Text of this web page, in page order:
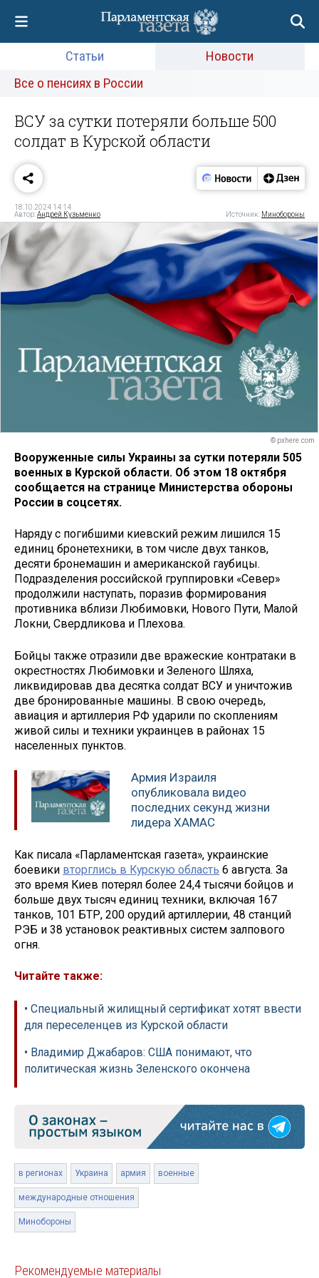
Статьи
Новости
Все о пенсиях в России
ВСУ за сутки потеряли больше 500
солдат в Курской области
18.10.2024 14:14
Автор:Андрей Кузьменко Источник: Минобороны
© pxhere.com
Вооруженные силы Украины за сутки потеряли 505
военных в Курской области. Об этом 18 октября
сообщается на странице Министерства обороны
России в соцсетях.
Наряду с погибшими киевский режим лишился 15
единиц бронетехники, в том числе двух танков,
десяти бронемашин и американской гаубицы.
Подразделения российской группировки «Север»
продолжили наступать, поразив формирования
противника вблизи Любимовки, Нового Пути, Малой
Локни, Свердликова и Плехова.
Бойцы также отразили две вражеские контратаки в
окрестностях Любимовки и Зеленого Шляха,
ликвидировав два десятка солдат ВСУ и уничтожив
две бронированные машины. В свою очередь,
авиация и артиллерия РФ ударили по скоплениям
живой силы и техники украинцев в районах 15
населенных пунктов.
Армия Израиля
опубликовала видео
последних секунд жизни
лидера ХАМАС
Как писала «Парламентская газета», украинские
боевики вторглись в Курскую область 6 августа. За
это время Киев потерял более 24,4 тысячи бойцов и
больше двух тысяч единиц техники, включая 167
танков, 101 БТР, 200 орудий артиллерии, 48 станций
РЭБ и 38 установок реактивных систем залпового
огня.
Читайте также:
• Специальный жилищный сертификат хотят ввести
для переселенцев из Курской области
• Владимир Джабаров: США понимают, что
политическая жизнь Зеленского окончена
в регионах Украина армия военные
международные отношения
Минобороны
Рекомендуемые материалы